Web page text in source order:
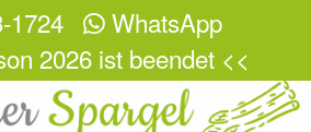
1724
WhatsApp
2026 ist beendet <<